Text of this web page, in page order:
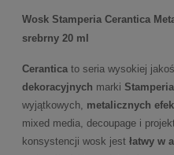
Wosk Stamperia Cerantica
srebrny 20 ml
Cerantica to seria wysokiej
dekoracyjnych marki Stamperia
wyjątkowych, metalicznych
mixed media, decoupage i
konsystencji wosk jest łatwy w